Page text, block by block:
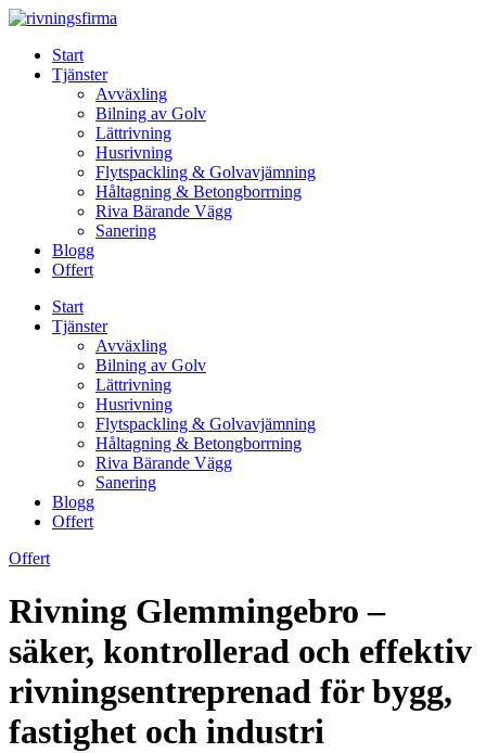
Skip
contentStart
Tjänster
Avväxling
Bilning av Golv
Lättrivning
Husrivning
Flytspackling & Golvavjämning
Håltagning & Betongborrning
Riva Bärande Vägg
Sanering
Blogg
Offert
Start
Tjänster
Avväxling
Bilning av Golv
Lättrivning
Husrivning
Flytspackling & Golvavjämning
Håltagning & Betongborrning
Riva Bärande Vägg
Sanering
Blogg
Offert
Offert
Rivning Glemmingebro –
säker, kontrollerad och effektiv
rivningsentreprenad för bygg,
fastighet och industri